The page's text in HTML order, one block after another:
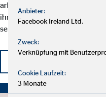
arbeiten möchten. Genauso
ihrem jetzigen Beruf keine
sehen.
Anbieter:
Facebook Ireland Ltd.
Zweck:
Verknüpfung mit
Cookie Laufzeit:
3 Monate